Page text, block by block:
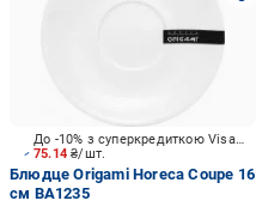
75.14₴/шт.
До -10% з суперкредиткою Visa Вигода
Блюдце Origami Horeca Coupe 16
см BA1235